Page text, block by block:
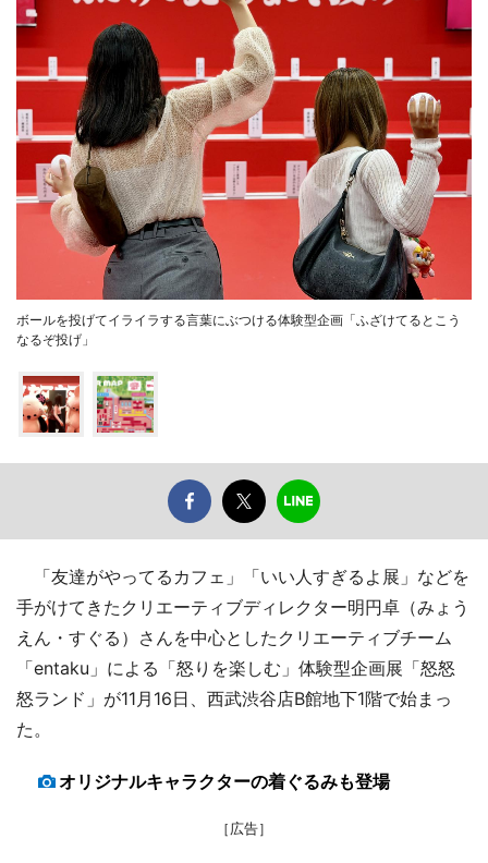
ボールを投げてイライラする言葉にぶつける体験型企画「ふざけてるとこう
なるぞ投げ」
「友達がやってるカフェ」「いい人すぎるよ展」などを
手がけてきたクリエーティブディレクター明円卓（みょう
えん・すぐる）さんを中心としたクリエーティブチーム
「entaku」による「怒りを楽しむ」体験型企画展「怒怒
怒ランド」が11月16日、西武渋谷店B館地下1階で始まっ
た。
オリジナルキャラクターの着ぐるみも登場
［広告］